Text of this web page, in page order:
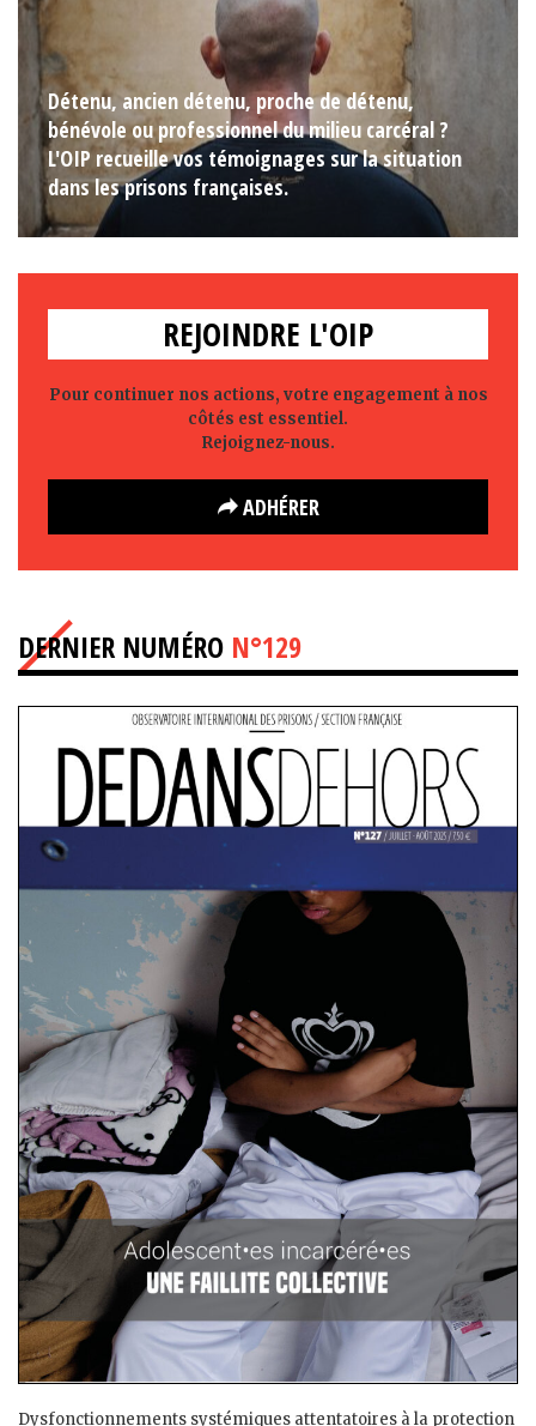
Détenu, ancien détenu, proche de détenu,
bénévole ou professionnel du milieu carcéral ?
L'OIP recueille vos témoignages sur la situation
dans les prisons françaises.
REJOINDRE L'OIP
Pour continuer nos actions, votre engagement à nos
côtés est essentiel.
Rejoignez-nous.
ADHÉRER
DERNIER NUMÉRO N°129
Dysfonctionnements systémiques attentatoires à la protection